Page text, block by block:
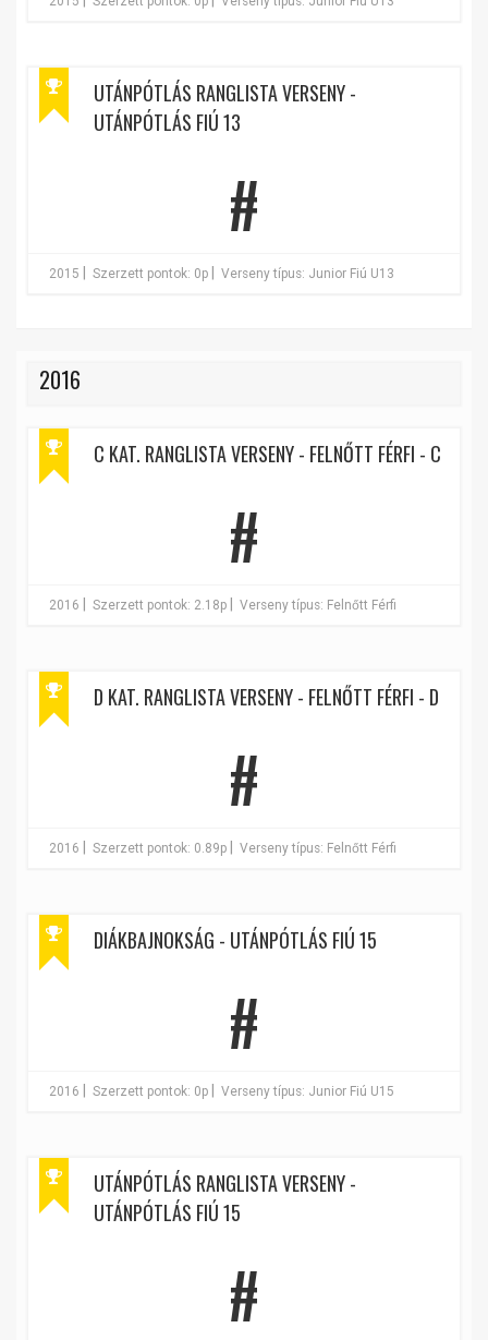
UTÁNPÓTLÁS RANGLISTA VERSENY -
UTÁNPÓTLÁS FIÚ 13
#
2015 Szerzett pontok: 0p Verseny típus: Junior Fiú U13
2016
C KAT. RANGLISTA VERSENY - FELNŐTT FÉRFI - C
#
2016 Szerzett pontok: 2.18p Verseny típus: Felnőtt Férfi
D KAT. RANGLISTA VERSENY - FELNŐTT FÉRFI - D
#
2016 Szerzett pontok: 0.89p Verseny típus: Felnőtt Férfi
DIÁKBAJNOKSÁG - UTÁNPÓTLÁS FIÚ 15
#
2016 Szerzett pontok: 0p Verseny típus: Junior Fiú U15
UTÁNPÓTLÁS RANGLISTA VERSENY -
UTÁNPÓTLÁS FIÚ 15
#